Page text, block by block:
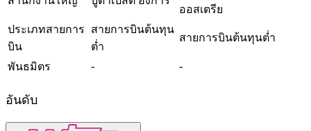
ออสเตรีย
ประเภทสายการ
บิน
สายการบินต้นทุน
ต่ำ
สายการบินต้นทุนต่ำ
พันธมิตร - -
อันดับ